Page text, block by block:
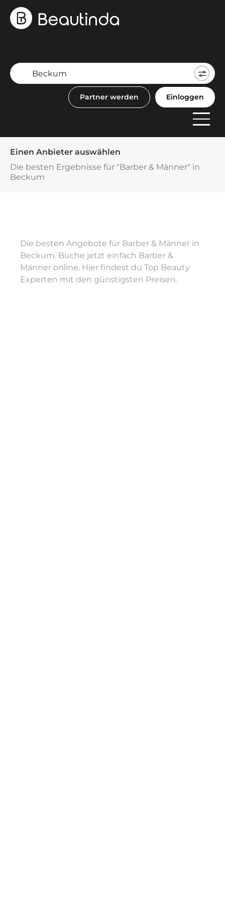
Partner werden Einloggen
Einen Anbieter auswählen
Die besten Ergebnisse für "Barber & Männer" in
Beckum
Die besten Angebote für Barber & Männer in
Beckum. Buche jetzt einfach Barber &
Männer online. Hier findest du Top Beauty
Experten mit den günstigsten Preisen.